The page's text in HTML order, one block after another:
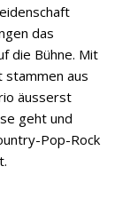
das
die Bühne. Mit
stammen aus
äusserst
geht und
Pop-Rock